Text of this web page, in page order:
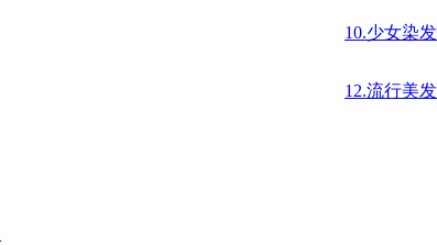
10.少女染
12.流行美